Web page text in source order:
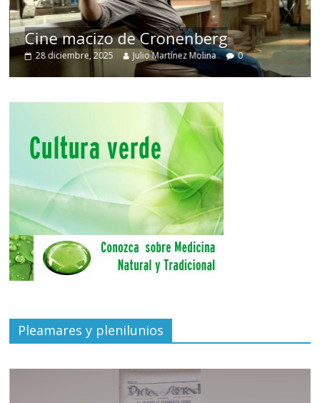
Cine macizo de Cronenberg
28 diciembre, 2025 Julio Martínez Molina 0
Pleamares y plenilunios